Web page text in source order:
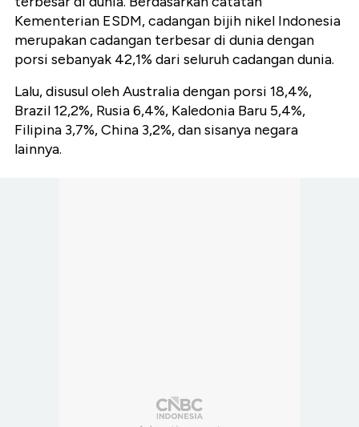
Kementerian ESDM, cadangan bijih nikel Indonesia
merupakan cadangan terbesar di dunia dengan
porsi sebanyak 42,1% dari seluruh cadangan dunia.
Lalu, disusul oleh Australia dengan porsi 18,4%,
Brazil 12,2%, Rusia 6,4%, Kaledonia Baru 5,4%,
Filipina 3,7%, China 3,2%, dan sisanya negara
lainnya.